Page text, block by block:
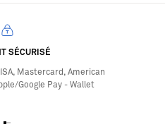
SÉCURISÉ
Mastercard, American
Google Pay - Wallet
Aller à l'élément 1